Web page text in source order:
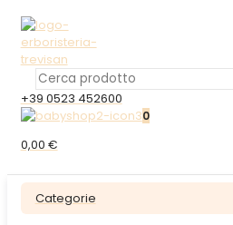
+39 0523 452600
0
0,00 €
Categorie